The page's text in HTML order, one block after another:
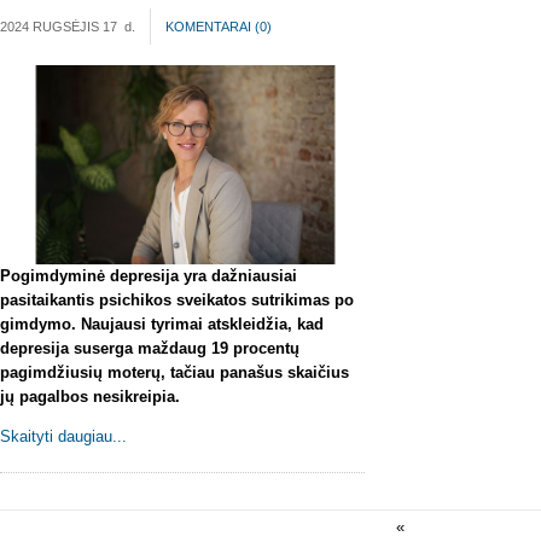
2024 RUGSĖJIS 17 d. KOMENTARAI (0)
Pogimdyminė depresija yra dažniausiai
pasitaikantis psichikos sveikatos sutrikimas po
gimdymo. Naujausi tyrimai atskleidžia, kad
depresija suserga maždaug 19 procentų
pagimdžiusių moterų, tačiau panašus skaičius
jų pagalbos nesikreipia.
Skaityti daugiau...
«